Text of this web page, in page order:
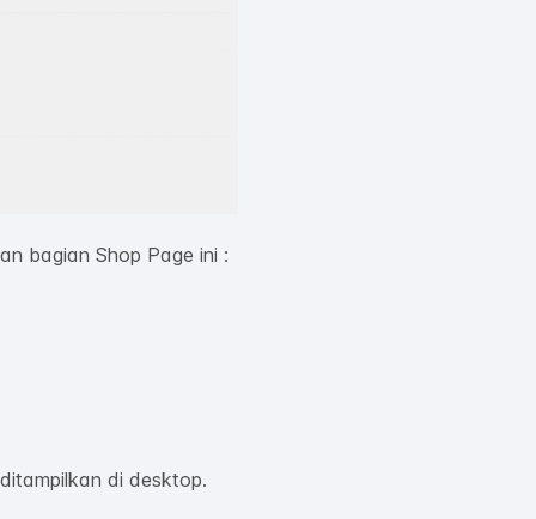
bagian Shop Page ini :
di desktop.